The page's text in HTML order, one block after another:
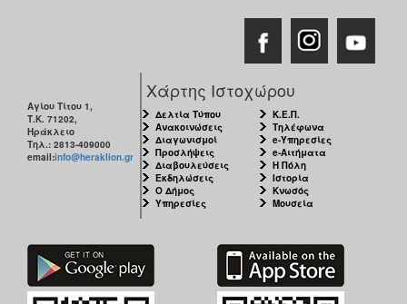
Αγίου Τίτου 1,
Τ.Κ. 71202,
Ηράκλειο
Τηλ.: 2813-409000
email:info@heraklion.gr
Χάρτης Ιστοχώρου
Δελτία Τύπου
Ανακοινώσεις
Διαγωνισμοί
Προσλήψεις
Διαβουλεύσεις
Εκδηλώσεις
Ο Δήμος
Υπηρεσίες
Κ.Ε.Π.
Τηλέφωνα
e-Υπηρεσίες
e-Αιτήματα
Η Πόλη
Ιστορία
Κνωσός
Μουσεία